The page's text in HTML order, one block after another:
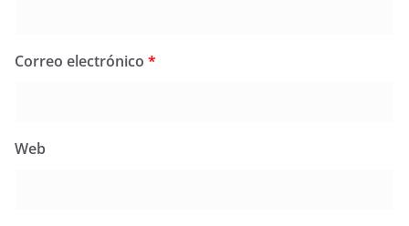
Correo electrónico *
Web